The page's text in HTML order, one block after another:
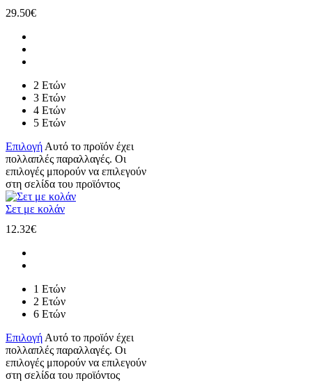
29.50€
2 Ετών
3 Ετών
4 Ετών
5 Ετών
Επιλογή Αυτό το προϊόν έχει
πολλαπλές παραλλαγές. Οι
επιλογές μπορούν να επιλεγούν
στη σελίδα του προϊόντος
Σετ με κολάν
12.32€
1 Ετών
2 Ετών
6 Ετών
ΕπιλογήΑυτό το προϊόν έχει
πολλαπλές παραλλαγές. Οι
επιλογές μπορούν να επιλεγούν
στη σελίδα του προϊόντος